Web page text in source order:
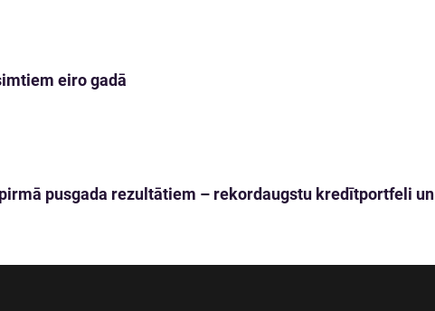
eiro gadā
pusgada rezultātiem – rekordaugstu kredītportfeli